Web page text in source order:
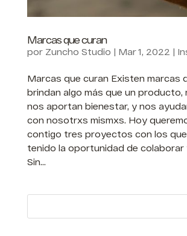
Marcas que curan
por Zuncho Studio | Mar 1, 2022 |
Marcas que curan Existen marcas
brindan algo más que un producto,
nos aportan bienestar, y nos
con nosotrxs mismxs. Hoy
contigo tres proyectos con los
tenido la oportunidad de colaborar
Sin...